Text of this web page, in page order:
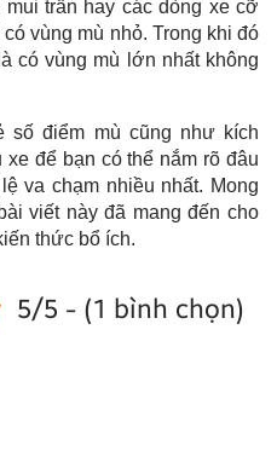
trần hay các dòng xe cỡ
vùng mù nhỏ. Trong khi đó
có vùng mù lớn nhất không
số điểm mù cũng như kích
để bạn có thể nắm rõ đâu
va chạm nhiều nhất. Mong
viết này đã mang đến cho
thức bổ ích.
5/5 - (1 bình chọn)